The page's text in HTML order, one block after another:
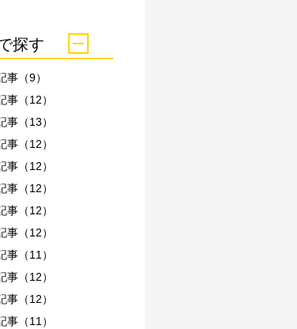
探す
事（9）
事（12）
事（13）
事（12）
事（12）
事（12）
事（12）
事（12）
事（11）
事（12）
事（12）
事（11）